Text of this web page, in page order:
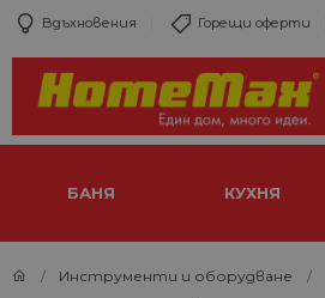
Вдъхновения Горещи оферти
БАНЯ КУХНЯ
Инструменти и оборудване